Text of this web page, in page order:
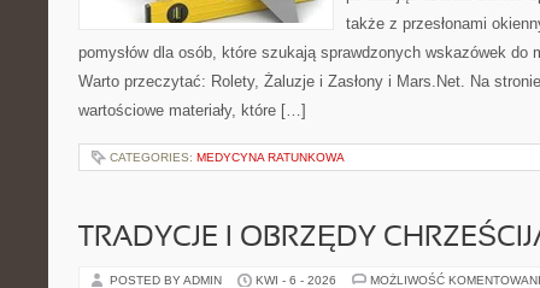
także z przesłonami
pomysłów dla osób, które szukają sprawdzonych wskazówek do
Warto przeczytać: Rolety, Żaluzje i Zasłony i Mars.Net. Na
wartościowe materiały, które […]
CATEGORIES: MEDYCYNA RATUNKOWA
TRADYCJE I OBRZĘDY
POSTED BY ADMIN KWI - 6 - 2026 MOŻLIWOŚĆ